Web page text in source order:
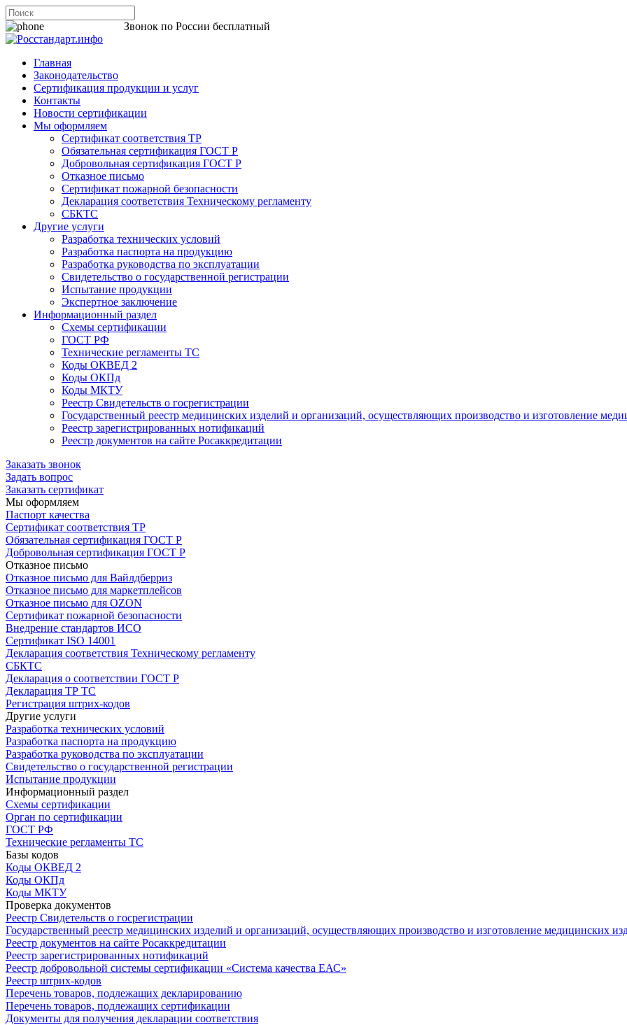
Звонок по России бесплатный
Главная
Законодательство
Сертификация продукции и услуг
Контакты
Новости сертификации
Мы оформляем
Сертификат соответствия ТР
Обязательная сертификация ГОСТ Р
Добровольная сертификация ГОСТ Р
Отказное письмо
Сертификат пожарной безопасности
Декларация соответствия Техническому регламенту
СБКТС
Другие услуги
Разработка технических условий
Разработка паспорта на продукцию
Разработка руководства по эксплуатации
Свидетельство о государственной регистрации
Испытание продукции
Экспертное заключение
Информационный раздел
Схемы сертификации
ГОСТ РФ
Технические регламенты ТС
Коды ОКВЕД 2
Коды ОКПд
Коды МКТУ
Реестр Свидетельств о госрегистрации
Государственный реестр медицинских изделий и организаций, осуществляющих производство и изготовление
Реестр зарегистрированных нотификаций
Реестр документов на сайте Росаккредитации
Заказать звонок
Задать вопрос
Заказать сертификат
Мы оформляем
Паспорт качества
Сертификат соответствия ТР
Обязательная сертификация ГОСТ Р
Добровольная сертификация ГОСТ Р
Отказное письмо
Отказное письмо для Вайлдберриз
Отказное письмо для маркетплейсов
Отказное письмо для OZON
Сертификат пожарной безопасности
Внедрение стандартов ИСО
Сертификат ISO 14001
Декларация соответствия Техническому регламенту
СБКТС
Декларация о соответствии ГОСТ Р
Декларация ТР ТС
Регистрация штрих-кодов
Другие услуги
Разработка технических условий
Разработка паспорта на продукцию
Разработка руководства по эксплуатации
Свидетельство о государственной регистрации
Испытание продукции
Информационный раздел
Схемы сертификации
Орган по сертификации
ГОСТ РФ
Технические регламенты ТС
Базы кодов
Коды ОКВЕД 2
Коды ОКПд
Коды МКТУ
Проверка документов
Реестр Свидетельств о госрегистрации
Государственный реестр медицинских изделий и организаций, осуществляющих производство и изготовление медицинских
Реестр документов на сайте Росаккредитации
Реестр зарегистрированных нотификаций
Реестр добровольной системы сертификации «Система качества ЕАС»
Реестр штрих-кодов
Перечень товаров, подлежащих декларированию
Перечень товаров, подлежащих сертификации
Документы для получения декларации соответствия